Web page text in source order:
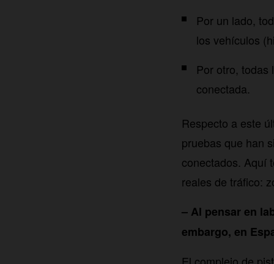
Por un lado,
los vehículos
Por otro, todas
conectada.
Respecto a este
pruebas que han
conectados. Aquí
reales de tráfico:
– Al pensar en
embargo, en